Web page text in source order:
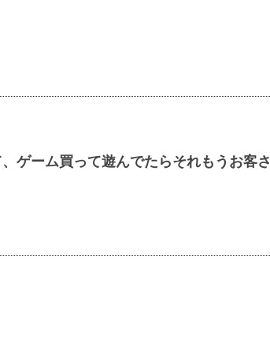
ゲーム買って遊んでたらそれもうお客さ